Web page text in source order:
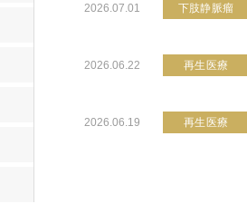
2026.07.01 下肢静脈瘤
2026.06.22 再生医療
2026.06.19 再生医療